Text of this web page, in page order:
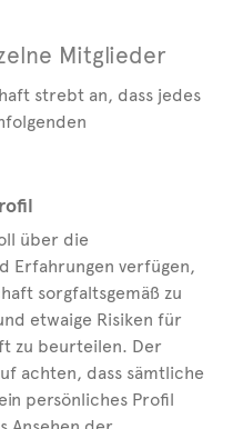
Mitglieder
strebt an, dass jedes
über die
Erfahrungen verfügen,
sorgfaltsgemäß zu
etwaige Risiken für
zu beurteilen. Der
achten, dass sämtliche
persönliches Profil